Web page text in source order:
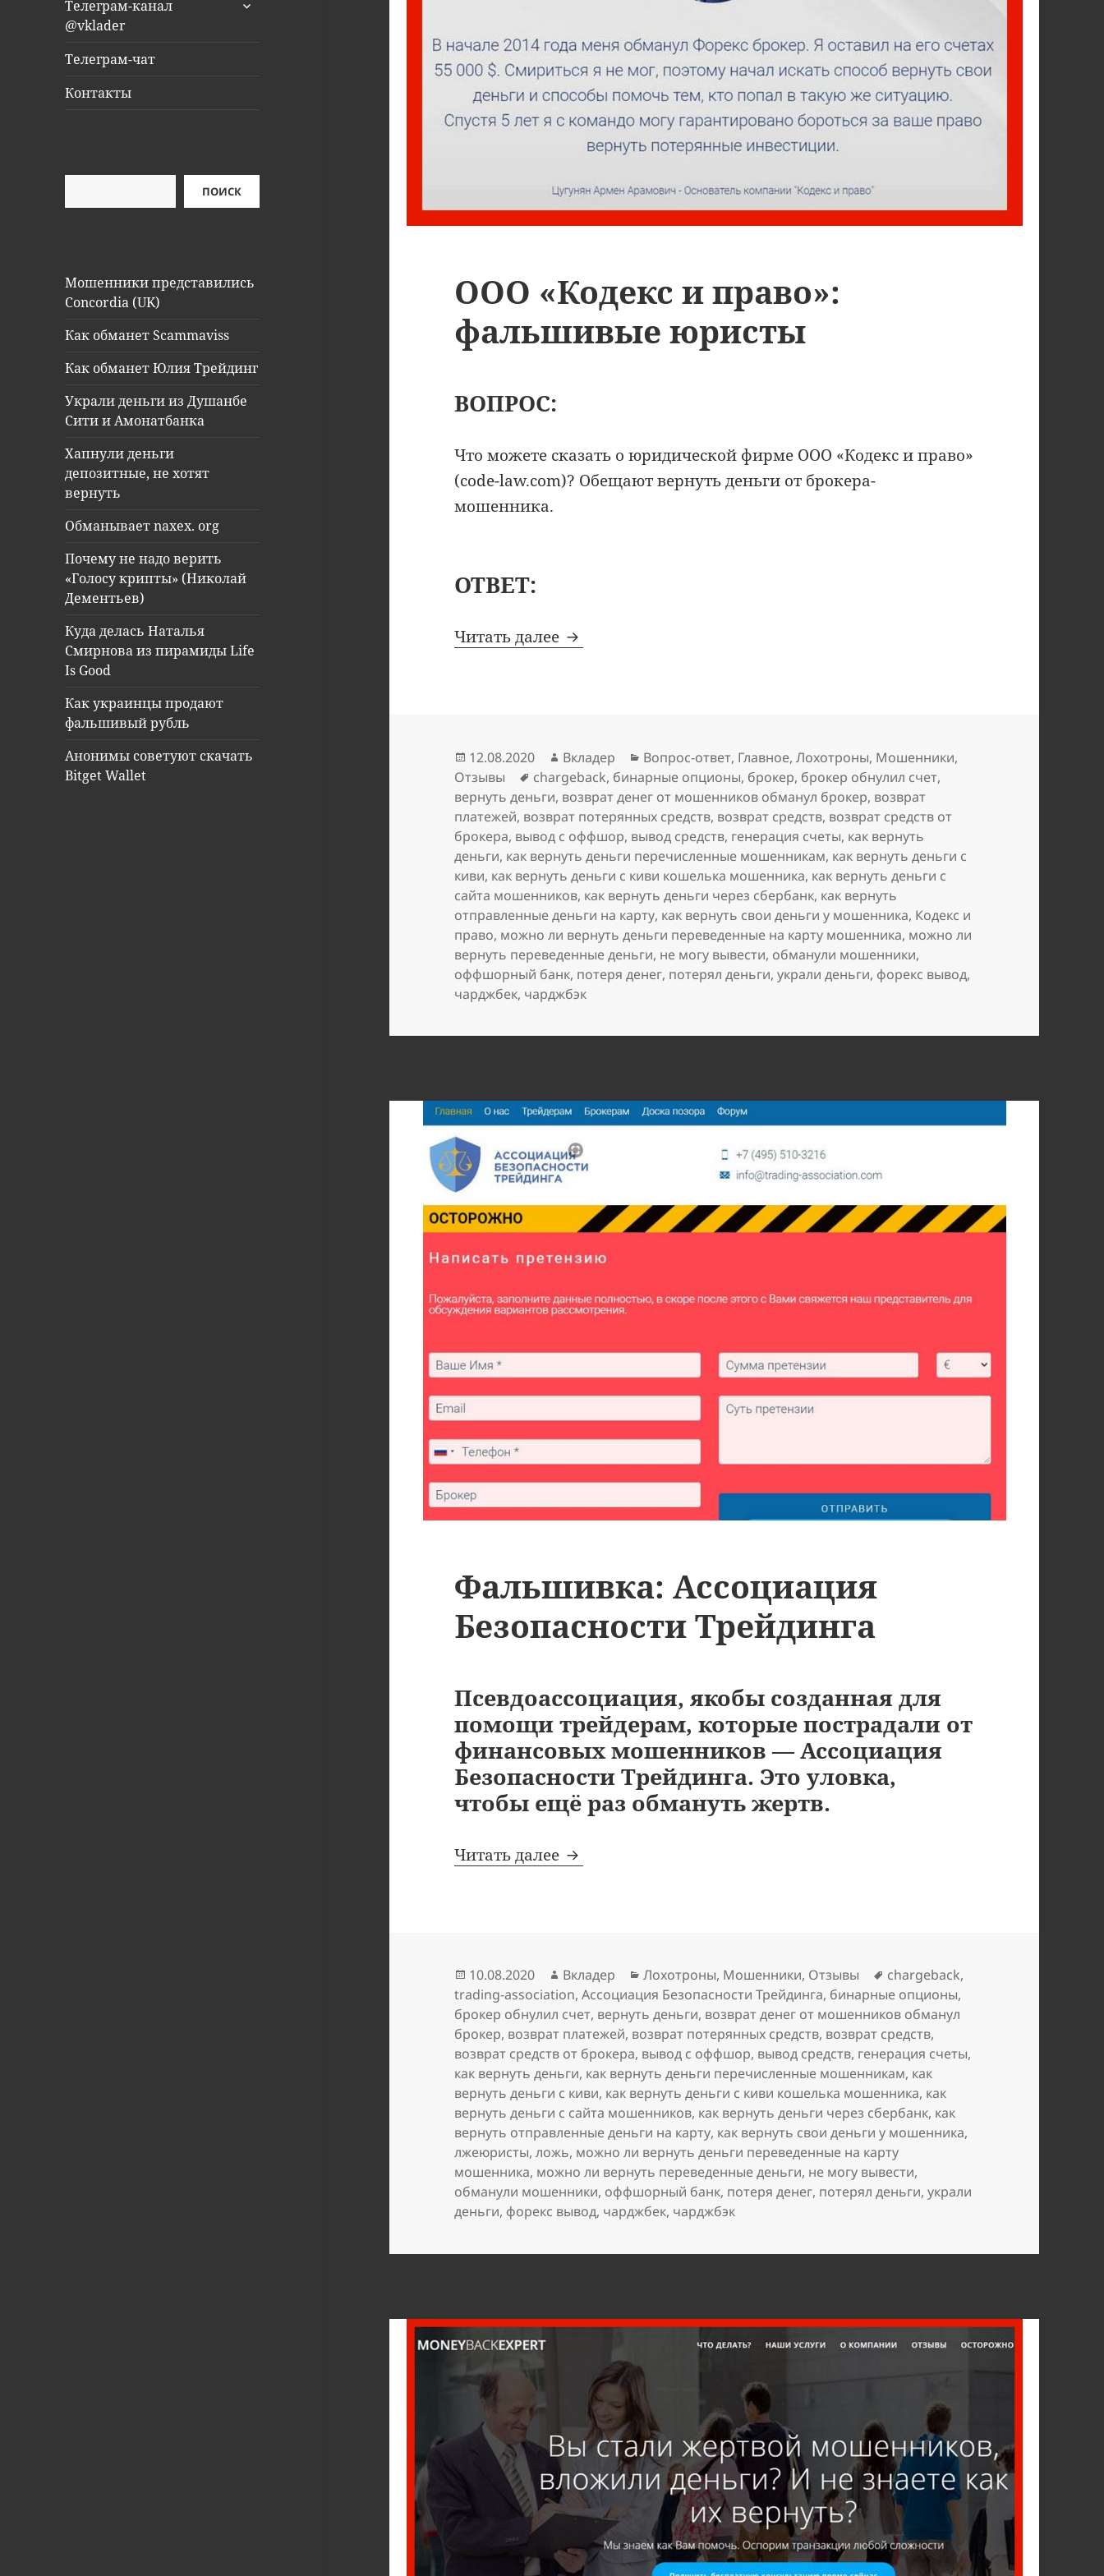
Телеграм-канал
@vklader
Телеграм-чат
Контакты
ПОИСК
Мошенники представились
Concordia (UK)
Как обманет Scammaviss
Как обманет Юлия Трейдинг
Украли деньги из Душанбе
Сити и Амонатбанка
Хапнули деньги
депозитные, не хотят
вернуть
Обманывает naxex. org
Почему не надо верить
«Голосу крипты» (Николай
Дементьев)
Куда делась Наталья
Смирнова из пирамиды Life
Is Good
Как украинцы продают
фальшивый рубль
Анонимы советуют скачать
Bitget Wallet
ООО «Кодекс и право»:
фальшивые юристы
ВОПРОС:
Что можете сказать о юридической фирме ООО «Кодекс и право»
(code-law.com)? Обещают вернуть деньги от брокера-
мошенника.
ОТВЕТ:
Читать далее ООО «Кодекс и право»: фальшивые юристы
Опубликовано
12.08.2020 Автор
Вкладер Рубрики
Вопрос-ответ, Главное,Лохотроны, Мошенники,
Отзывы
Метки
chargeback, бинарные опционы, брокер, брокер обнулил счет,
вернуть деньги, возврат денег от мошенников обманул брокер, возврат
платежей, возврат потерянных средств, возврат средств, возврат средств от
брокера, вывод с оффшор, вывод средств, генерация счеты, как вернуть
деньги, как вернуть деньги перечисленные мошенникам, как вернуть деньги с
киви, как вернуть деньги с киви кошелька мошенника, как вернуть деньги с
сайта мошенников, как вернуть деньги через сбербанк, как вернуть
отправленные деньги на карту, как вернуть свои деньги у мошенника, Кодекс и
право, можно ли вернуть деньги переведенные на карту мошенника, можно ли
вернуть переведенные деньги, не могу вывести, обманули мошенники,
оффшорный банк, потеря денег, потерял деньги,украли деньги, форекс вывод,
чарджбек, чарджбэк
Фальшивка: Ассоциация
Безопасности Трейдинга
Псевдоассоциация, якобы созданная для
помощи трейдерам, которые пострадали от
финансовых мошенников — Ассоциация
Безопасности Трейдинга. Это уловка,
чтобы ещё раз обмануть жертв.
Читать далее Фальшивка: Ассоциация Безопасности Трейдинга
Опубликовано
10.08.2020 Автор
Вкладер Рубрики
Лохотроны, Мошенники, Отзывы Метки
chargeback,
trading-association,Ассоциация Безопасности Трейдинга, бинарные опционы,
брокер обнулил счет, вернуть деньги, возврат денег от мошенников обманул
брокер, возврат платежей, возврат потерянных средств, возврат средств,
возврат средств от брокера, вывод с оффшор, вывод средств, генерация счеты,
как вернуть деньги, как вернуть деньги перечисленные мошенникам, как
вернуть деньги с киви, как вернуть деньги с киви кошелька мошенника, как
вернуть деньги с сайта мошенников, как вернуть деньги через сбербанк, как
вернуть отправленные деньги на карту, как вернуть свои деньги у мошенника,
лжеюристы,ложь, можно ли вернуть деньги переведенные на карту
мошенника, можно ли вернуть переведенные деньги, не могу вывести,
обманули мошенники, оффшорный банк, потеря денег, потерял деньги,украли
деньги, форекс вывод, чарджбек, чарджбэк